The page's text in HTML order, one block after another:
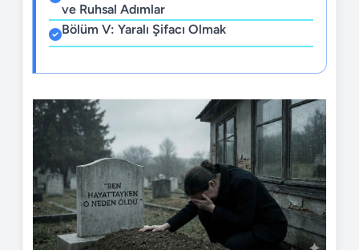
ve Ruhsal Adımlar
Bölüm V: Yaralı Şifacı Olmak